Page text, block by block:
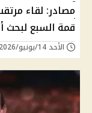
مصادر: لقاء
قمة السبع لبحث
الأحد 14/يونيو/2026 - 10:38 م